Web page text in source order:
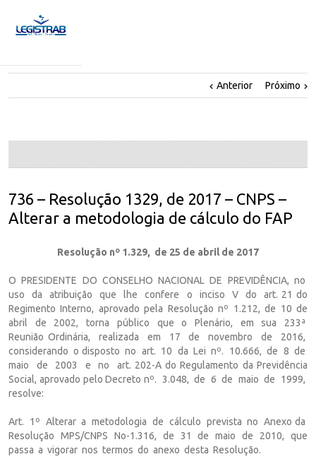
Anterior Próximo
736 – Resolução 1329, de 2017 – CNPS –
Alterar a metodologia de cálculo do FAP
Resolução nº 1.329, de 25 de abril de 2017
O PRESIDENTE DO CONSELHO NACIONAL DE PREVIDÊNCIA, no
uso da atribuição que lhe confere o inciso V do art. 21 do
Regimento Interno, aprovado pela Resolução nº 1.212, de 10 de
abril de 2002, torna público que o Plenário, em sua 233ª
Reunião Ordinária, realizada em 17 de novembro de 2016,
considerando o disposto no art. 10 da Lei nº. 10.666, de 8 de
maio de 2003 e no art. 202-A do Regulamento da Previdência
Social, aprovado pelo Decreto nº. 3.048, de 6 de maio de 1999,
resolve:
Art. 1º Alterar a metodologia de cálculo prevista no Anexo da
Resolução MPS/CNPS No-1.316, de 31 de maio de 2010, que
passa a vigorar nos termos do anexo desta Resolução.